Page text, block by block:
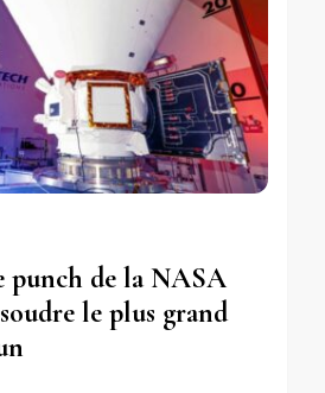
punch de la NASA
le plus grand